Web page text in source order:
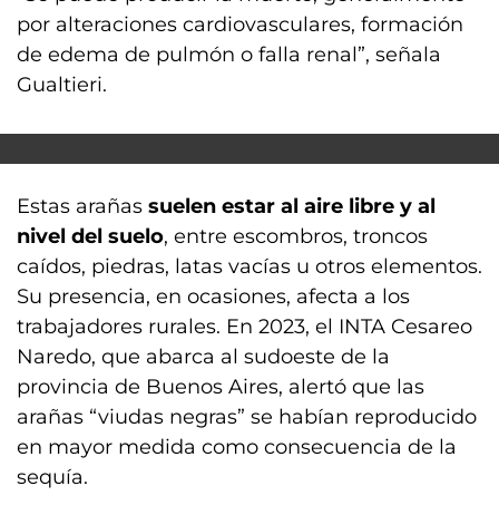
por alteraciones cardiovasculares, formación
de edema de pulmón o falla renal”, señala
Gualtieri.
Estas arañas suelen estar al aire libre y al
nivel del suelo, entre escombros, troncos
caídos, piedras, latas vacías u otros elementos.
Su presencia, en ocasiones, afecta a los
trabajadores rurales. En 2023, el INTA Cesareo
Naredo, que abarca al sudoeste de la
provincia de Buenos Aires, alertó que las
arañas “viudas negras” se habían reproducido
en mayor medida como consecuencia de la
sequía.